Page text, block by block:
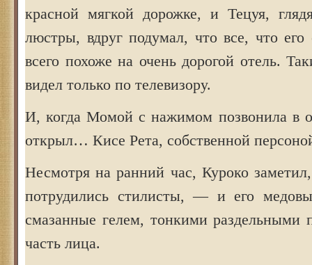
красной мягкой дорожке, и Тецуя,
люстры, вдруг подумал, что все, что его
всего похоже на очень дорогой отель.
видел только по телевизору.
И, когда Момой с нажимом позвонила в
открыл… Кисе Рета, собственной
Несмотря на ранний час, Куроко
потрудились стилисты, — и его
смазанные гелем, тонкими раздельными
часть лица.